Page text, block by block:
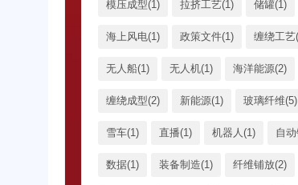
模压成型(1) 拉挤工艺(1) 储罐(1)
海上风电(1) 政策文件(1) 缠绕工艺
无人船(1) 无人机(1) 海洋能源(2)
缠绕成型(2) 新能源(1) 玻璃纤维(5)
雪车(1) 直播(1) 机器人(1) 自
数据(1) 装备制造(1) 纤维铺放(2)